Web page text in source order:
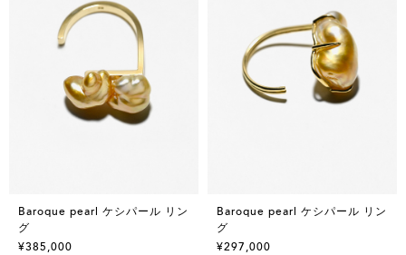
Baroque pearl ケシパール リン
グ
¥385,000
Baroque pearl ケシパール リン
グ
¥297,000